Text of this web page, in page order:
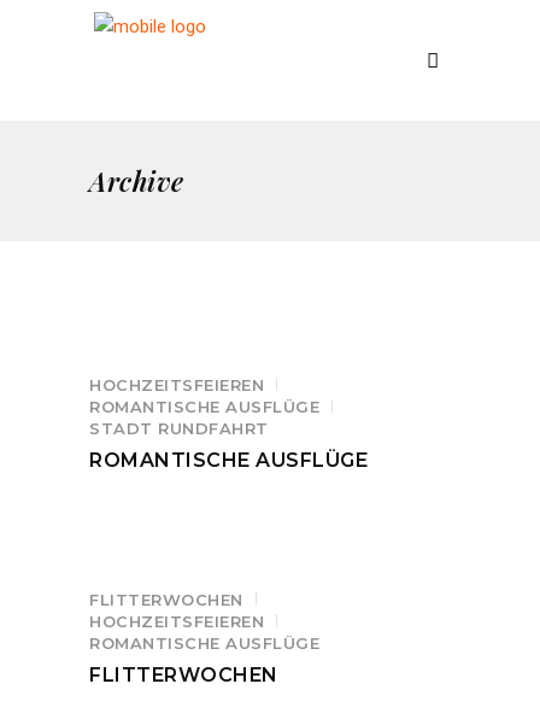
Archive
HOCHZEITSFEIEREN
ROMANTISCHE AUSFLÜGE
STADT RUNDFAHRT
ROMANTISCHE AUSFLÜGE
FLITTERWOCHEN
HOCHZEITSFEIEREN
ROMANTISCHE AUSFLÜGE
FLITTERWOCHEN